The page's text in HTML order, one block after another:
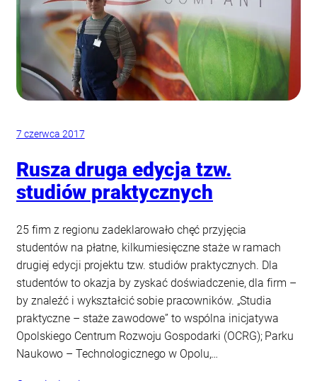
7 czerwca 2017
Rusza druga edycja tzw.
studiów praktycznych
25 firm z regionu zadeklarowało chęć przyjęcia
studentów na płatne, kilkumiesięczne staże w ramach
drugiej edycji projektu tzw. studiów praktycznych. Dla
studentów to okazja by zyskać doświadczenie, dla firm –
by znaleźć i wykształcić sobie pracowników. „Studia
praktyczne – staże zawodowe” to wspólna inicjatywa
Opolskiego Centrum Rozwoju Gospodarki (OCRG); Parku
Naukowo – Technologicznego w Opolu,…